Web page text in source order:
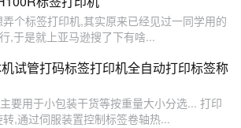
个标签打印机,其实原来已经见过一同学用的
,于是就上亚马逊搜了下有啥...
试管打码标签打印机全自动打印标签称
要用于小包装干货等按重量大小分选... 打印
,通过伺服装置控制标签卷轴热...